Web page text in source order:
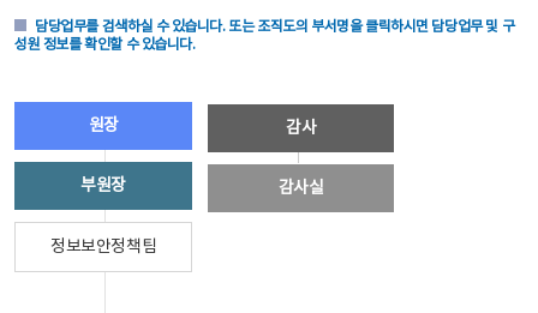
담당업무를 검색하실 수 있습니다. 또는 조직도의 부서명을 클릭하시면 담당업무 및 구
성원 정보를 확인할 수 있습니다.
원장
부원장
정보보안정책팀
감사
감사실